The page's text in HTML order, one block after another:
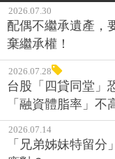
2026.07.30
配偶不繼承遺產，
棄繼承權！
2026.07.28
台股「四貸同堂」
「融資體脂率」不
2026.07.14
「兄弟姊妹特留